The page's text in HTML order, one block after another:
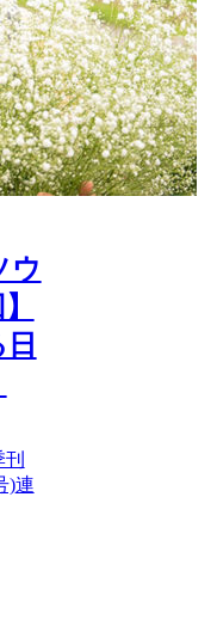
ウ
刊
)連